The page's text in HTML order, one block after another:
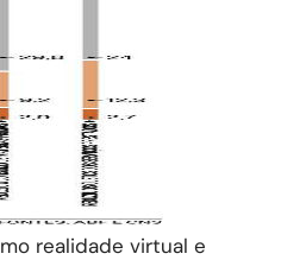
realidade virtual e